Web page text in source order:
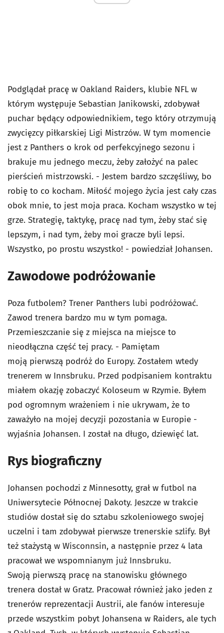
Podglądał pracę w Oakland Raiders, klubie NFL w
którym występuje Sebastian Janikowski, zdobywał
puchar będący odpowiednikiem, tego który otrzymują
zwycięzcy piłkarskiej Ligi Mistrzów. W tym momencie
jest z Panthers o krok od perfekcyjnego sezonu i
brakuje mu jednego meczu, żeby założyć na palec
pierścień mistrzowski. - Jestem bardzo szczęśliwy, bo
robię to co kocham. Miłość mojego życia jest cały czas
obok mnie, to jest moja praca. Kocham wszystko w tej
grze. Strategię, taktykę, pracę nad tym, żeby stać się
lepszym, i nad tym, żeby moi gracze byli lepsi.
Wszystko, po prostu wszystko! - powiedział Johansen.
Zawodowe podróżowanie
Poza futbolem? Trener Panthers lubi podróżować.
Zawod trenera bardzo mu w tym pomaga.
Przemieszczanie się z miejsca na miejsce to
nieodłączna część tej pracy. - Pamiętam
moją pierwszą podróż do Europy. Zostałem wtedy
trenerem w Innsbruku. Przed podpisaniem kontraktu
miałem okazję zobaczyć Koloseum w Rzymie. Byłem
pod ogromnym wrażeniem i nie ukrywam, że to
zaważyło na mojej decyzji pozostania w Europie -
wyjaśnia Johansen. I został na długo, dziewięć lat.
Rys biograficzny
Johansen pochodzi z Minnesotty, grał w futbol na
Uniwersytecie Północnej Dakoty. Jeszcze w trakcie
studiów dostał się do sztabu szkoleniowego swojej
uczelni i tam zdobywał pierwsze trenerskie szlify. Był
też stażystą w Wisconnsin, a następnie przez 4 lata
pracował we wspomnianym już Innsbruku.
Swoją pierwszą pracę na stanowisku głównego
trenera dostał w Gratz. Pracował również jako jeden z
trenerów reprezentacji Austrii, ale fanów interesuje
przede wszystkim pobyt Johansena w Raiders, ale tych